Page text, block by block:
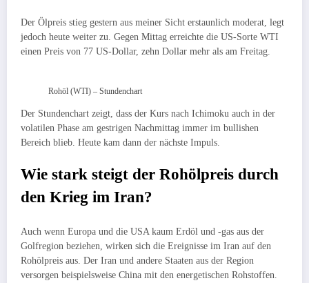
Der Ölpreis stieg gestern aus meiner Sicht erstaunlich moderat, legt
jedoch heute weiter zu. Gegen Mittag erreichte die US-Sorte WTI
einen Preis von 77 US-Dollar, zehn Dollar mehr als am Freitag.
Rohöl (WTI) – Stundenchart
Der Stundenchart zeigt, dass der Kurs nach Ichimoku auch in der
volatilen Phase am gestrigen Nachmittag immer im bullishen
Bereich blieb. Heute kam dann der nächste Impuls.
Wie stark steigt der Rohölpreis durch
den Krieg im Iran?
Auch wenn Europa und die USA kaum Erdöl und -gas aus der
Golfregion beziehen, wirken sich die Ereignisse im Iran auf den
Rohölpreis aus. Der Iran und andere Staaten aus der Region
versorgen beispielsweise China mit den energetischen Rohstoffen.